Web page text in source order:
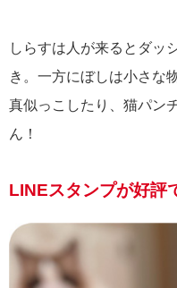
しらすは人が来るとダッ
き。一方にぼしは小さな
真似っこしたり、猫パン
ん！
LINEスタンプが好評